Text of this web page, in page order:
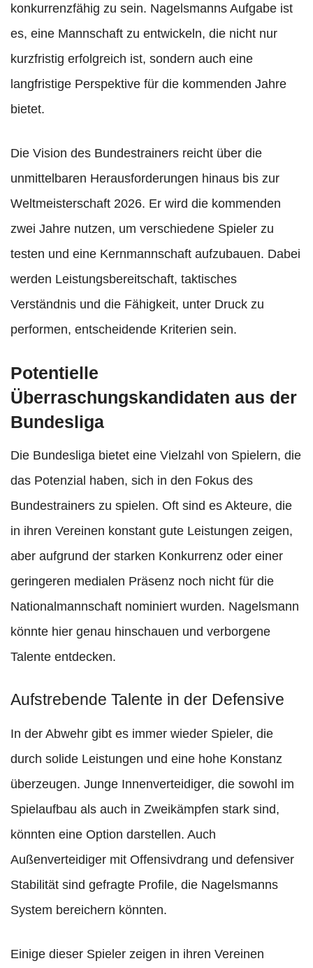
konkurrenzfähig zu sein. Nagelsmanns Aufgabe ist
es, eine Mannschaft zu entwickeln, die nicht nur
kurzfristig erfolgreich ist, sondern auch eine
langfristige Perspektive für die kommenden Jahre
bietet.
Die Vision des Bundestrainers reicht über die
unmittelbaren Herausforderungen hinaus bis zur
Weltmeisterschaft 2026. Er wird die kommenden
zwei Jahre nutzen, um verschiedene Spieler zu
testen und eine Kernmannschaft aufzubauen. Dabei
werden Leistungsbereitschaft, taktisches
Verständnis und die Fähigkeit, unter Druck zu
performen, entscheidende Kriterien sein.
Potentielle
Überraschungskandidaten aus der
Bundesliga
Die Bundesliga bietet eine Vielzahl von Spielern, die
das Potenzial haben, sich in den Fokus des
Bundestrainers zu spielen. Oft sind es Akteure, die
in ihren Vereinen konstant gute Leistungen zeigen,
aber aufgrund der starken Konkurrenz oder einer
geringeren medialen Präsenz noch nicht für die
Nationalmannschaft nominiert wurden. Nagelsmann
könnte hier genau hinschauen und verborgene
Talente entdecken.
Aufstrebende Talente in der Defensive
In der Abwehr gibt es immer wieder Spieler, die
durch solide Leistungen und eine hohe Konstanz
überzeugen. Junge Innenverteidiger, die sowohl im
Spielaufbau als auch in Zweikämpfen stark sind,
könnten eine Option darstellen. Auch
Außenverteidiger mit Offensivdrang und defensiver
Stabilität sind gefragte Profile, die Nagelsmanns
System bereichern könnten.
Einige dieser Spieler zeigen in ihren Vereinen